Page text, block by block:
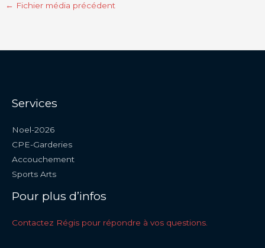
← Fichier média précédent
Services
Noel-2026
CPE-Garderies
Accouchement
Sports Arts
Pour plus d’infos
Contactez Régis pour répondre à vos questions.